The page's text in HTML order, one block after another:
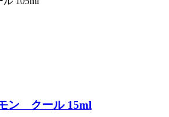
ン クール 15ml